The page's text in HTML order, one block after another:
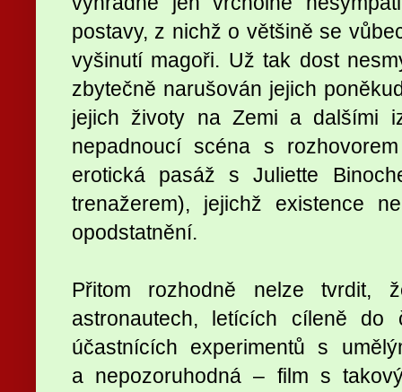
postavy, z nichž o většině se
vyšinutí magoři. Už tak dost
zbytečně narušován jejich
jejich životy na Zemi a dalšími
nepadnoucí scéna s
erotická pasáž s Juliette
trenažerem), jejichž existence
opodstatnění.
Přitom rozhodně nelze tvrdit,
astronautech, letících cíleně
účastnících experimentů s
a nepozoruhodná – film s